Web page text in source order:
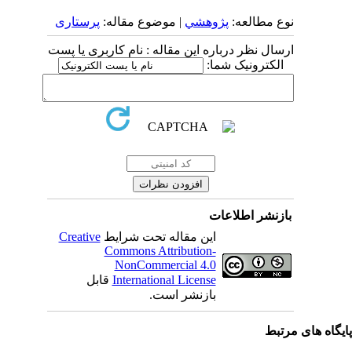
نوع مطالعه:پژوهشي| موضوع مقاله:پرستاری
ارسال نظر درباره این مقاله : نام کاربری یا پست
الکترونیک شما:
بازنشر اطلاعات
این مقاله تحت شرایطCreative
Commons Attribution-
NonCommercial 4.0
International Licenseقابل
بازنشر است.
های مرتبط